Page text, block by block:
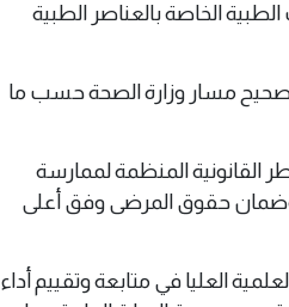
الخاصة بالعناصر الطبية
مسار وزارة الصحة حسب ما
القانونية المنظمة لممارسة
وضمان حقوق المرضى وفق أعلى
العليا في متابعة وتقييم أداء